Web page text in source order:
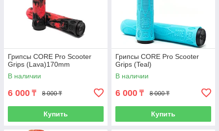
Грипсы CORE Pro Scooter
Grips (Lava)170mm
В наличии
6 000 ₸ 8 000 ₸
Купить
Грипсы CORE Pro Scooter
Grips (Teal)
В наличии
6 000 ₸ 8 000 ₸
Купить